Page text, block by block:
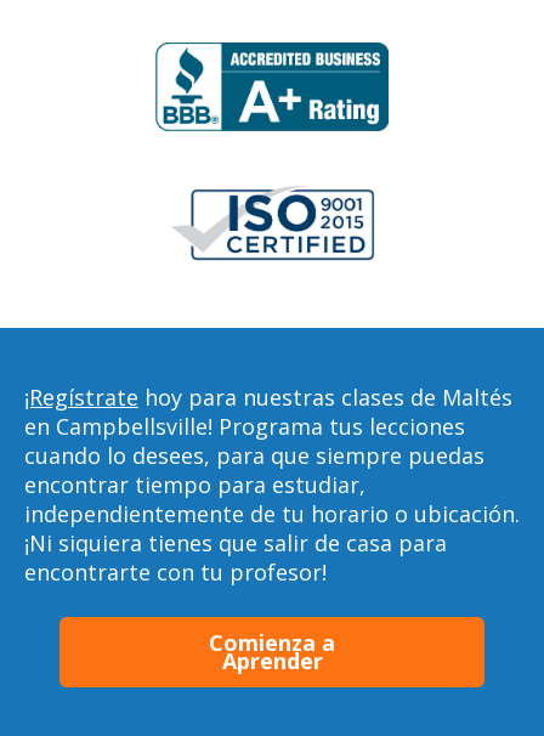
¡Regístrate hoy para nuestras clases de Maltés
en Campbellsville! Programa tus lecciones
cuando lo desees, para que siempre puedas
encontrar tiempo para estudiar,
independientemente de tu horario o ubicación.
¡Ni siquiera tienes que salir de casa para
encontrarte con tu profesor!
Comienza a
Aprender